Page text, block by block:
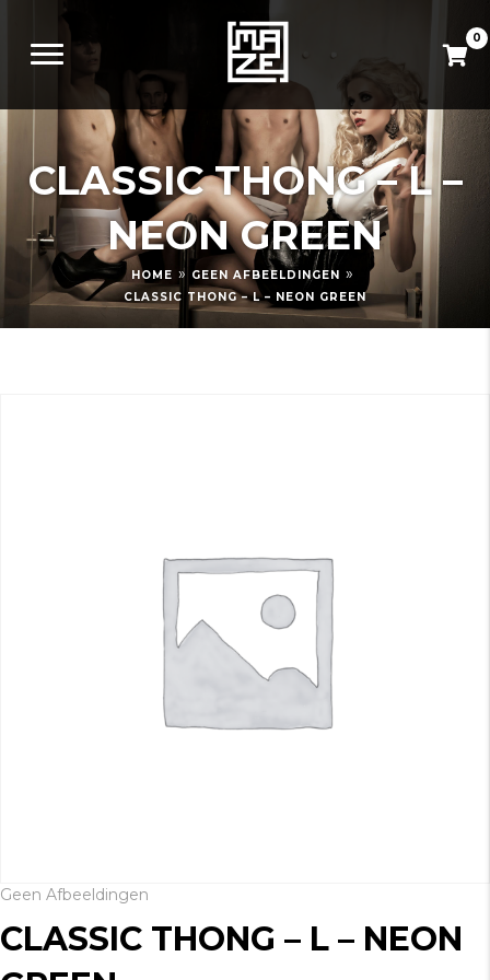
0
CLASSIC THONG – L –
NEON GREEN
HOME » GEEN AFBEELDINGEN »
CLASSIC THONG – L – NEON GREEN
Geen Afbeeldingen
CLASSIC THONG – L – NEON